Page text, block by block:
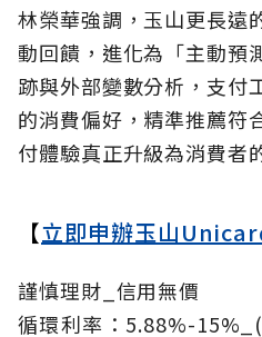
林榮華強調，玉山更長遠
動回饋，進化為「主動預
跡與外部變數分析，支付
的消費偏好，精準推薦符
付體驗真正升級為消費者
【立即申辦玉山
謹慎理財_信用無價
循環利率：5.88%-